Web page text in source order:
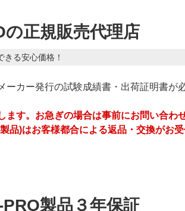
正規販売代理店
る安心価格！
ーカー発行の試験成績書・出荷証明書が
す。お急ぎの場合は事前にお問い合わ
品)はお客様都合による返品・交換がお
製品３年保証